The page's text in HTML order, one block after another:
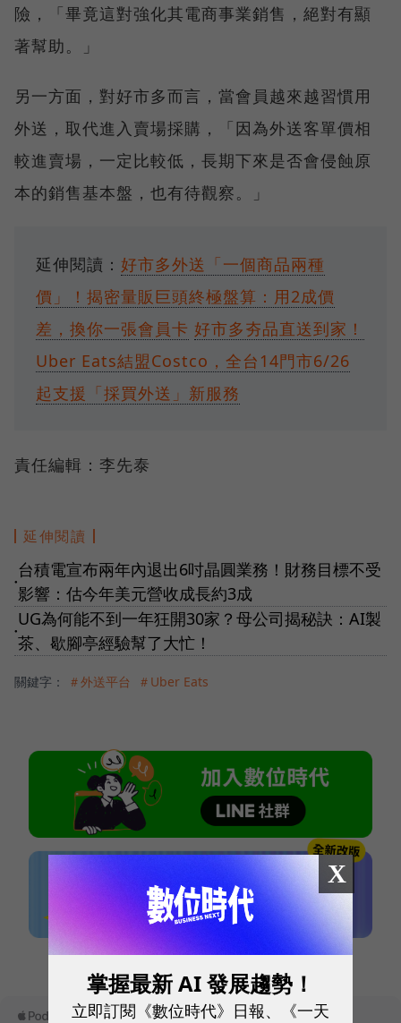
險，「畢竟這對強化其電商事業銷售，絕對有顯
著幫助。」
另一方面，對好市多而言，當會員越來越習慣用
外送，取代進入賣場採購，「因為外送客單價相
較進賣場，一定比較低，長期下來是否會侵蝕原
本的銷售基本盤，也有待觀察。」
延伸閱讀： 好市多外送「一個商品兩種
價」！揭密量販巨頭終極盤算：用2成價
差，換你一張會員卡 好市多夯品直送到家！
Uber Eats結盟Costco，全台14門市6/26
起支援「採買外送」新服務
責任編輯：李先泰
延伸閱讀
●
台積電宣布兩年內退出6吋晶圓業務！財務目標不受
影響：估今年美元營收成長約3成
●
UG為何能不到一年狂開30家？母公司揭秘訣：AI製
茶、歇腳亭經驗幫了大忙！
關鍵字： ＃外送平台 ＃Uber Eats
本網站內容未經允許，不得轉載。
X
掌握最新 AI 發展趨勢！
立即訂閱《數位時代》日報、《一天